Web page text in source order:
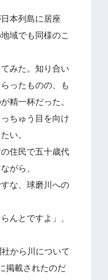
本列島に居座
域でも同様のこ
みた。知り合い
ったものの、も
精一杯だった。
ちゅう目を向け
い。
住民で五十歳代
がら、
な、球磨川への
んとですよ」、
から川について
掲載されたのだ